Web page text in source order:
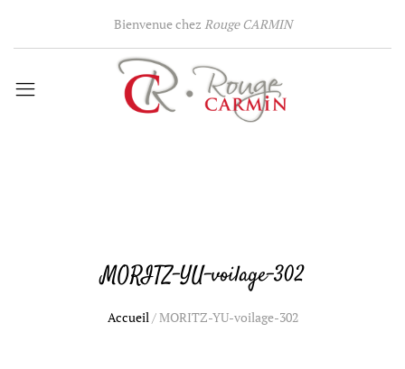
Bienvenue chez Rouge CARMIN
MORITZ-YU-voilage-302
Accueil/MORITZ-YU-voilage-302